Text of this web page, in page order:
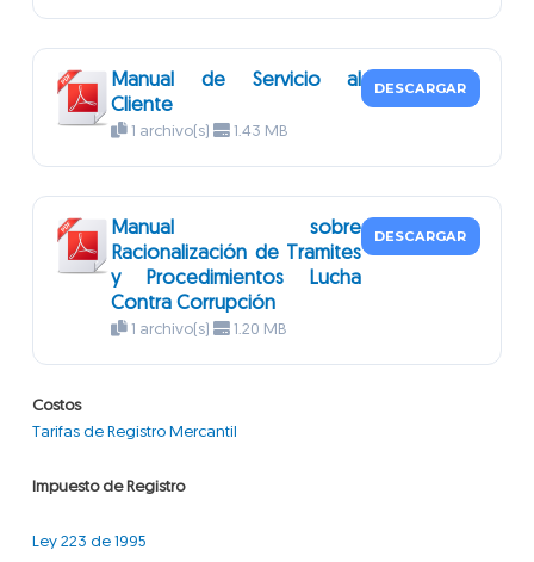
Manual de Servicio al
Cliente
1 archivo(s) 1.43 MB
DESCARGAR
Manual sobre
Racionalización de Tramites
y Procedimientos Lucha
Contra Corrupción
1 archivo(s) 1.20 MB
DESCARGAR
Costos
Tarifas de Registro Mercantil
Impuesto de Registro
Ley 223 de 1995